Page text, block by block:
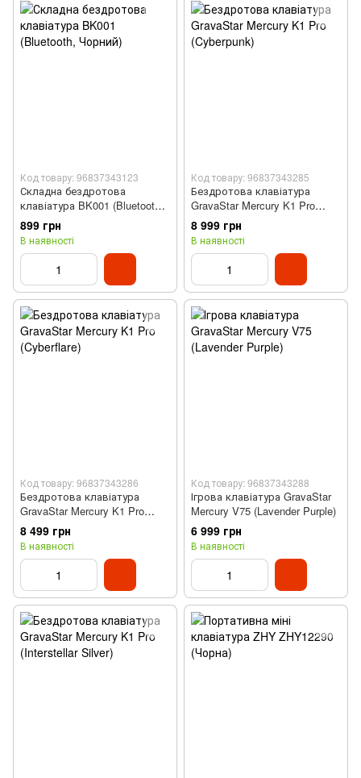
Код товару: 96837343123
Складна бездротова
клавіатура BK001 (Bluetooth,
Чорний)
899 грн
В наявності
Код товару: 96837343285
Бездротова клавіатура
GravaStar Mercury K1 Pro
(Cyberpunk)
8 999 грн
В наявності
Код товару: 96837343286
Бездротова клавіатура
GravaStar Mercury K1 Pro
(Cyberflare)
8 499 грн
В наявності
Код товару: 96837343288
Ігрова клавіатура GravaStar
Mercury V75 (Lavender Purple)
6 999 грн
В наявності